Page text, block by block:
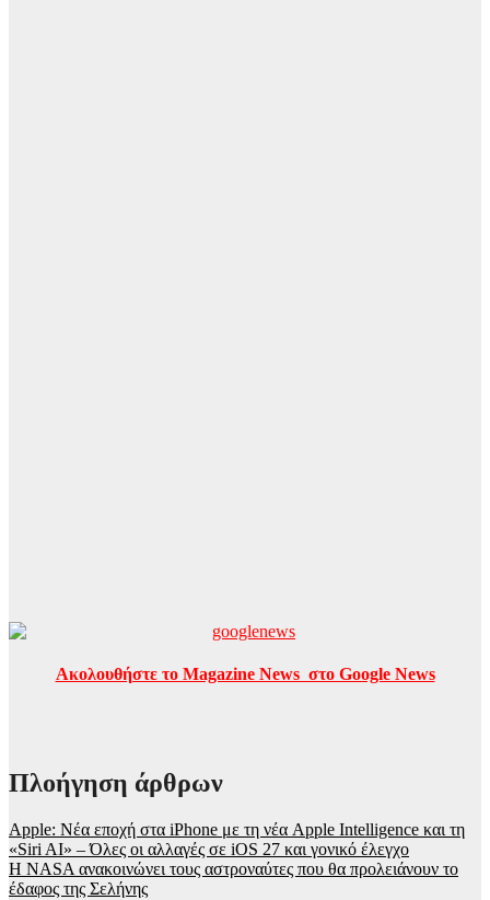
Ακολουθήστε το Magazine News στο Google News
Πλοήγηση άρθρων
Apple: Νέα εποχή στα iPhone με τη νέα Apple Intelligence και τη
«Siri AI» – Όλες οι αλλαγές σε iOS 27 και γονικό έλεγχο
Η NASA ανακοινώνει τους αστροναύτες που θα προλειάνουν το
έδαφος της Σελήνης